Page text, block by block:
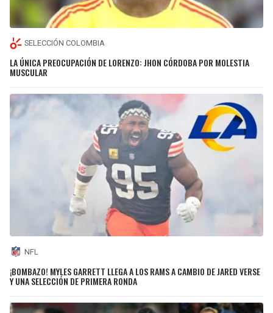
SELECCIÓN COLOMBIA
LA ÚNICA PREOCUPACIÓN DE LORENZO: JHON CÓRDOBA POR MOLESTIA
MUSCULAR
NFL
¡BOMBAZO! MYLES GARRETT LLEGA A LOS RAMS A CAMBIO DE JARED VERSE
Y UNA SELECCIÓN DE PRIMERA RONDA